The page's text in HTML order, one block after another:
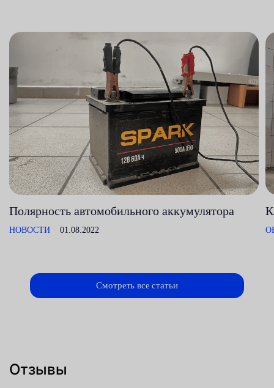
Полярность автомобильного аккумулятора
НОВОСТИ 01.08.2022
Смотреть все статьи
Отзывы